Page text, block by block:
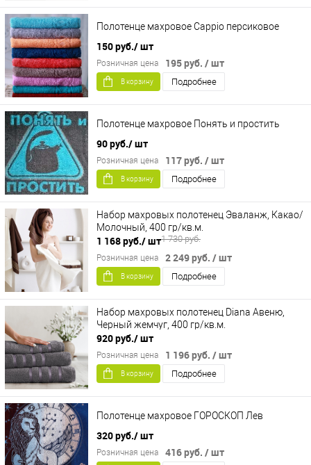
Полотенце махровое Cappio персиковое
150 руб./ шт
195 руб. / шт
Розничная цена
В корзину Подробнее
Полотенце махровое Понять и простить
90 руб./ шт
117 руб. / шт
Розничная цена
В корзину Подробнее
Набор махровых полотенец Эваланж, Какао/
Молочный, 400 гр/кв.м.
1 168 руб./ шт1 730 руб.
2 249 руб. / шт
Розничная цена
В корзину Подробнее
Набор махровых полотенец Diana Авеню,
Черный жемчуг, 400 гр/кв.м.
920 руб./ шт
1 196 руб. / шт
Розничная цена
В корзину Подробнее
Полотенце махровое ГОРОСКОП Лев
320 руб./ шт
416 руб. / шт
Розничная цена